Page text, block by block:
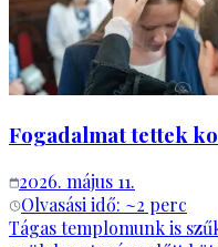
Fogadalmat tettek
2026. május 11.
Olvasási idő: ~2 perc
Tágas templomunk is